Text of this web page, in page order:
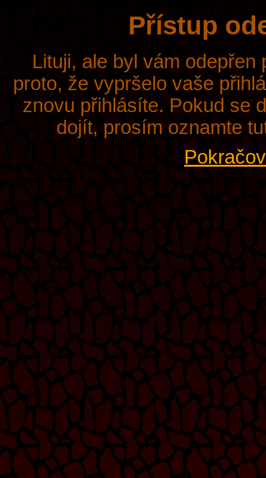
Přístup
Lituji, ale byl vám
proto, že vypršelo vaše
znovu přihlásíte. Pokud se
dojít, prosím oznamte